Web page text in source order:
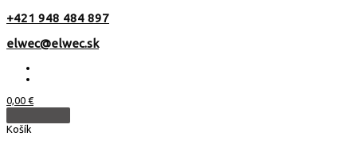
+421 948 484 897
elwec@elwec.sk
0,00 €
Košík